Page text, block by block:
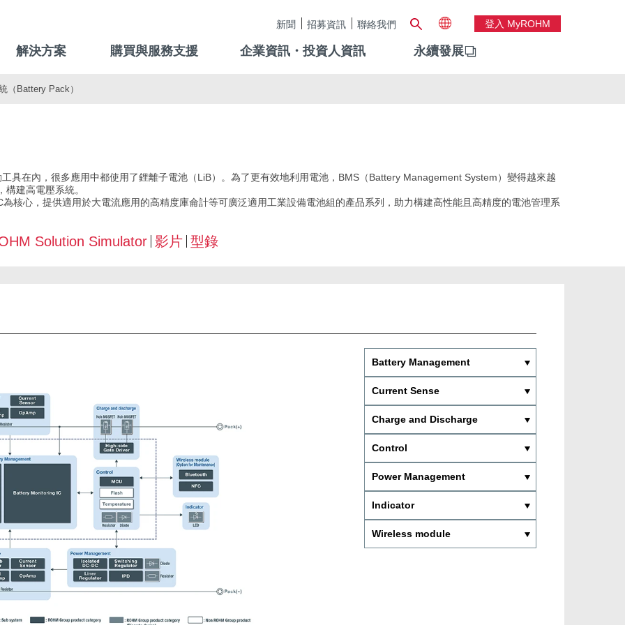
新聞 招募資訊 聯絡我們 登入 MyROHM
解決方案 購買與服務支援 企業資訊・投資人資訊 永續發展
（Battery Pack）
具在內，很多應用中都使用了鋰離子電池（LiB）。為了更有效地利用電池，BMS（Battery Management System）變得越來越
建高電壓系統。
核心，提供適用於大電流應用的高精度庫侖計等可廣泛適用工業設備電池組的產品系列，助力構建高性能且高精度的電池管理系
Solution Simulator 影片 型錄
Battery Management
Current Sense
Charge and Discharge
Control
Power Management
Indicator
Wireless module